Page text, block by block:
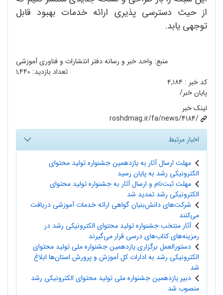
از حیث دسترسی پذیری ارائه خدمات بهبود قابل
توجهی یابد.
منبع: واحد خبر و رسانه دفتر انتشارات و فناوری آموزشی
تعداد بازدید: ۱,۴۴۰
کد خبر : ۴,۱۸۴
پایان خبر/
لینک خبر
roshdmag.ir/fa/news/4184/
اخبار مرتبط
مهلت ارسال آثار به یازدهمین جشنواره تولید محتوای
الکترونیکی رشد به پایان رسید
مهلت ثبت‌نام و ارسال آثار به جشنواره تولید محتوای
الکترونیکی رشد تمدید شد
شرکت‌های دانش‌بنیان گواهی ارائه خدمات آموزشی دریافت
می‌کنند
آثار منتخب جشنواره تولید محتوای الکترونیکی رشد در
رمزینه‌های کتاب‌های درسی قرار می‌گیرند
دستورالعمل برگزاری یازدهمین جشنواره ملی تولید محتوای
الکترونیکی رشد به ادارات کل آموزش و پرورش استان‌ها ابلاغ
شد
دبیر یازدهمین جشنواره ملی تولید محتوای الکترونیکی رشد
منصوب شد